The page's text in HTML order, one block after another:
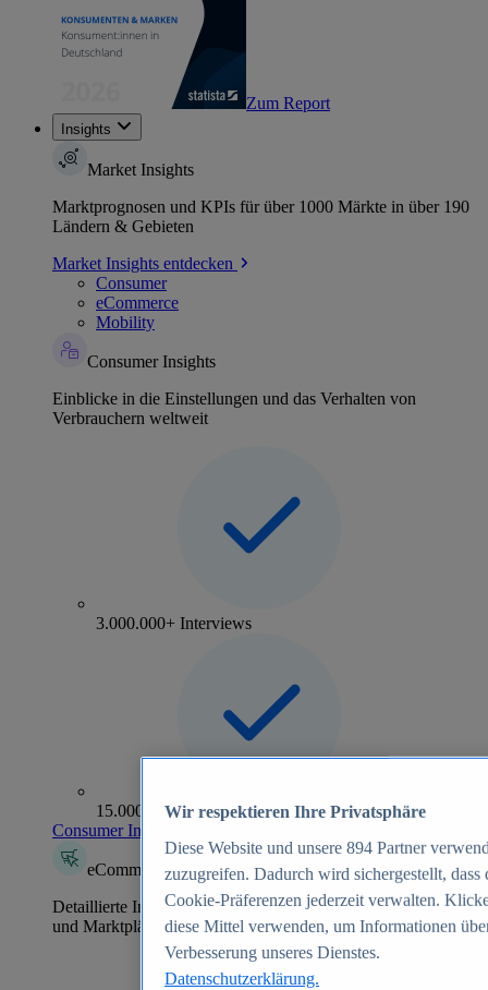
Zum Report
Insights
Market Insights
Marktprognosen und KPIs für über 1000 Märkte in über 190
Ländern & Gebieten
Market Insights entdecken
Consumer
eCommerce
Mobility
Consumer Insights
Einblicke in die Einstellungen und das Verhalten von
Verbrauchern weltweit
3.000.000+ Interviews
15.000+ Marken
Consumer Insights entdecken
eCommerce Insights
Detaillierte Informationen zu mehr als 39.000 Online-Shops
und Marktplätzen
Wir respektieren Ihre Privatsphäre
Diese Website und unsere 894 Partner
zuzugreifen. Dadurch wird sichergestellt,
Cookie-Präferenzen jederzeit verwalten.
diese Mittel verwenden, um Informationen
Verbesserung unseres Dienstes.
Datenschutzerklärung.